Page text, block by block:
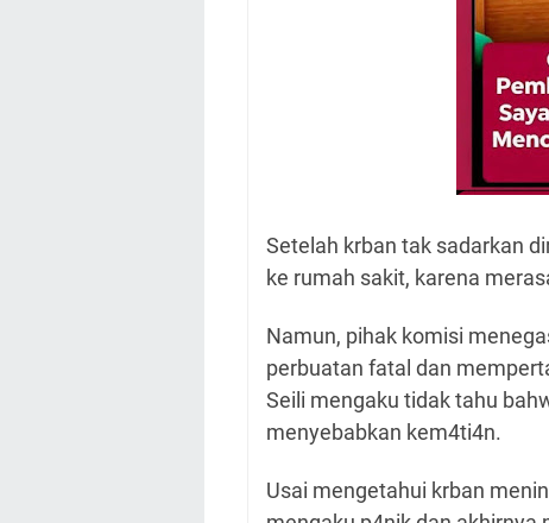
Setelah krban tak sadarkan
ke rumah sakit, karena
Namun, pihak komisi
perbuatan fatal dan
Seili mengaku tidak tahu
menyebabkan kem4ti4n.
Usai mengetahui krban